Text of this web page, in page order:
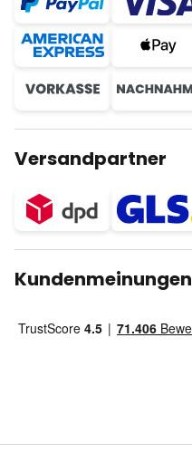
Versandpartner
Kundenmeinungen